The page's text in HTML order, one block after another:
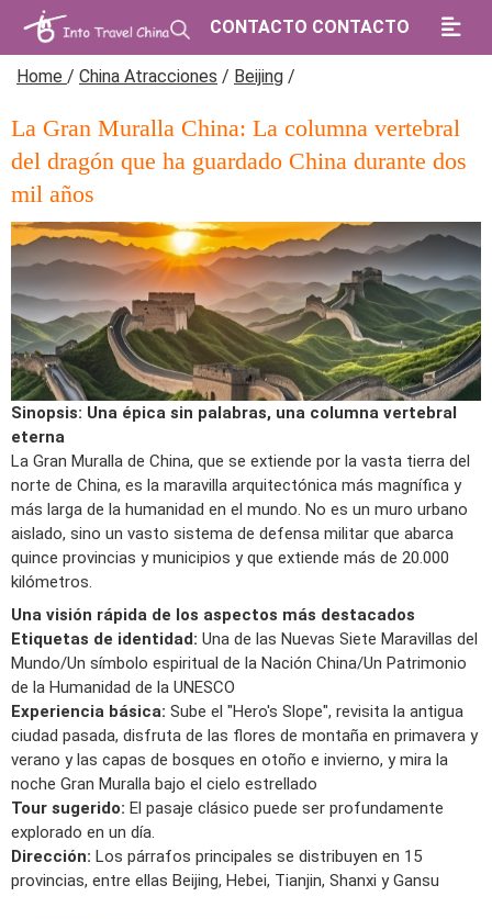
CONTACTO CONTACTO
Home / China Atracciones / Beijing /
La Gran Muralla China: La columna vertebral
del dragón que ha guardado China durante dos
mil años
Sinopsis: Una épica sin palabras, una columna vertebral
eterna
La Gran Muralla de China, que se extiende por la vasta tierra del
norte de China, es la maravilla arquitectónica más magnífica y
más larga de la humanidad en el mundo. No es un muro urbano
aislado, sino un vasto sistema de defensa militar que abarca
quince provincias y municipios y que extiende más de 20.000
kilómetros.
Una visión rápida de los aspectos más destacados
Etiquetas de identidad: Una de las Nuevas Siete Maravillas del
Mundo/Un símbolo espiritual de la Nación China/Un Patrimonio
de la Humanidad de la UNESCO
Experiencia básica: Sube el "Hero's Slope", revisita la antigua
ciudad pasada, disfruta de las flores de montaña en primavera y
verano y las capas de bosques en otoño e invierno, y mira la
noche Gran Muralla bajo el cielo estrellado
Tour sugerido: El pasaje clásico puede ser profundamente
explorado en un día.
Dirección: Los párrafos principales se distribuyen en 15
provincias, entre ellas Beijing, Hebei, Tianjin, Shanxi y Gansu